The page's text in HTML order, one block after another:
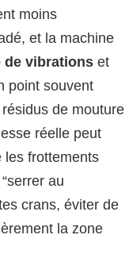
moins
et la machine
de vibrations et
point souvent
de mouture
réelle peut
les frottements
au
crans, éviter de
la zone